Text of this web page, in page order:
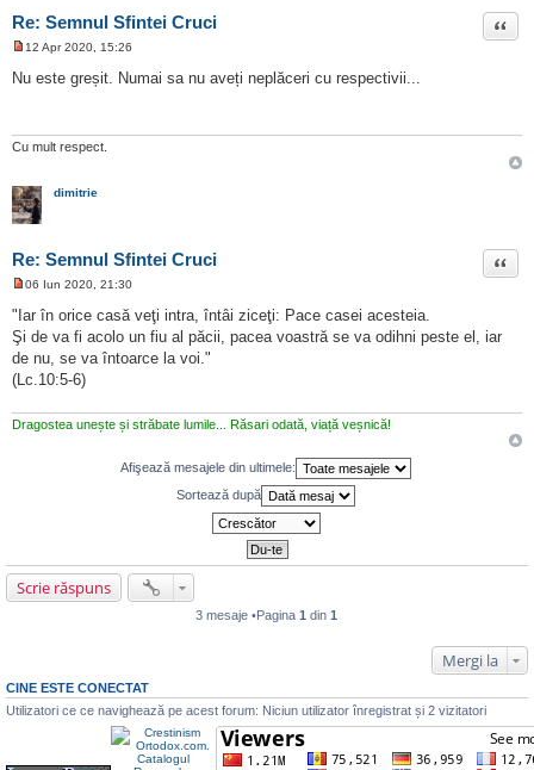
Re: Semnul Sfintei Cruci Citat
s
e
t
i
t
12 Apr 2020, 15:26
Nu este greșit. Numai sa nu aveți neplăceri cu respectivii...
Cu mult respect.
dimitrie
Re: Semnul Sfintei Cruci Citat
e
s
a
j
n
e
i
t
06 Iun 2020, 21:30
"Iar în orice casă veţi intra, întâi ziceţi: Pace casei acesteia.
Şi de va fi acolo un fiu al păcii, pacea voastră se va odihni peste el, iar
de nu, se va întoarce la voi."
(Lc.10:5-6)
Dragostea unește și străbate lumile... Răsari odată, viață veșnică!
Afişează mesajele din ultimele:
Sortează după
Scrie răspuns
3 mesaje •Pagina1 din1
Mergi la
CINE ESTE CONECTAT
Utilizatori ce ce navighează pe acest forum: Niciun utilizator înregistrat și 2 vizitatori